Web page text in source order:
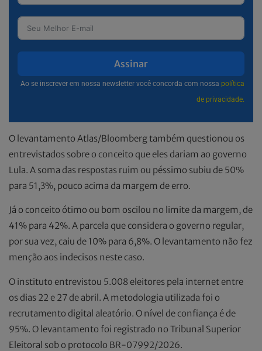
Assinar
Ao se inscrever em nossa newsletter você concorda com nossa política
de privacidade.
O levantamento Atlas/Bloomberg também questionou os
entrevistados sobre o conceito que eles dariam ao governo
Lula. A soma das respostas ruim ou péssimo subiu de 50%
para 51,3%, pouco acima da margem de erro.
Já o conceito ótimo ou bom oscilou no limite da margem, de
41% para 42%. A parcela que considera o governo regular,
por sua vez, caiu de 10% para 6,8%. O levantamento não fez
menção aos indecisos neste caso.
O instituto entrevistou 5.008 eleitores pela internet entre
os dias 22 e 27 de abril. A metodologia utilizada foi o
recrutamento digital aleatório. O nível de confiança é de
95%. O levantamento foi registrado no Tribunal Superior
Eleitoral sob o protocolo BR-07992/2026.